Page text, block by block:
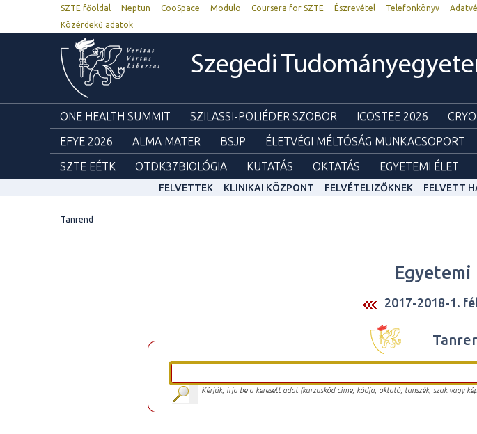
SZTE főoldal Neptun CooSpace Modulo Coursera for SZTE Észrevétel Telefonkönyv
Közérdekű adatok
Szegedi
ONE HEALTH SUMMIT SZILASSI-POLIÉDER SZOBOR ICOSTEE 2026
EFYE 2026
ALMA MATER BSJP ÉLETVÉGI MÉLTÓSÁG MUNKACSOPORT
SZTE EÉTK
OTDK37BIOLÓGIA KUTATÁS OKTATÁS EGYETEMI ÉLET
FELVETTEK KLINIKAI KÖZPONT FELVÉTELIZŐKNEK FELVETT
Tanrend
Egyetemi
2017-2018-1.
Kérjük, írja be a keresett adat (kurzuskód címe, kódja, oktató, tanszék, szak vagy